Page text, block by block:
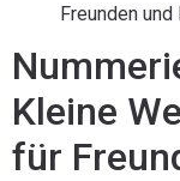
Freunden und
Kleine
für